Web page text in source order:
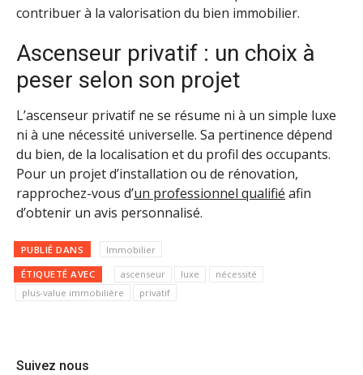
contribuer à la valorisation du bien immobilier.
Ascenseur privatif : un choix à
peser selon son projet
L’ascenseur privatif ne se résume ni à un simple luxe
ni à une nécessité universelle. Sa pertinence dépend
du bien, de la localisation et du profil des occupants.
Pour un projet d’installation ou de rénovation,
rapprochez-vous d’un professionnel qualifié afin
d’obtenir un avis personnalisé.
PUBLIÉ DANS Immobilier
ÉTIQUETÉ AVEC ascenseur luxe
nécessité
plus-value immobilière
privatif
Suivez nous